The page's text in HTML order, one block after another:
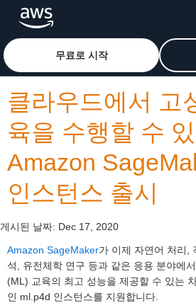
메인 콘텐츠로 건너뛰기Amazon Web Services 홈 페
무료로 시작
클라우드에서 고
육을 수행할 수
Amazon
인스턴스 출시
게시된 날짜: Dec 17, 2020
Amazon SageMaker가 이제 자연어 처리,
석, 유전체학 연구 등과 같은 응용 분야에
(ML) 교육의 최고 성능을 제공할 수 있는
인 ml.p4d 인스턴스를 지원합니다.